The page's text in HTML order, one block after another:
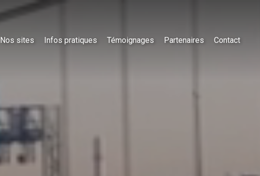
Nos sites Infos pratiques Témoignages Partenaires Contact